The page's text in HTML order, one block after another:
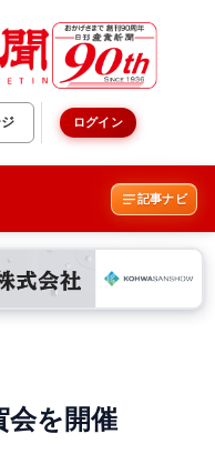
ログイン
記事ナビ
会を開催